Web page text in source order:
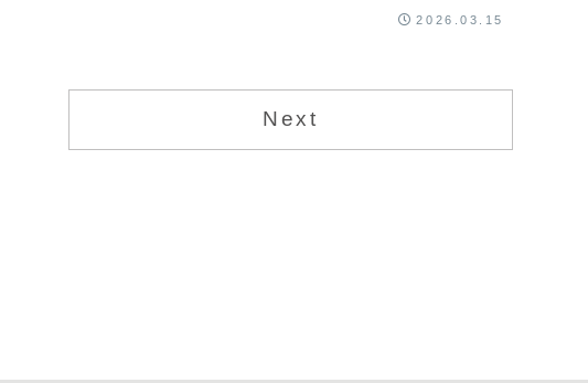
2026.03.15
Next